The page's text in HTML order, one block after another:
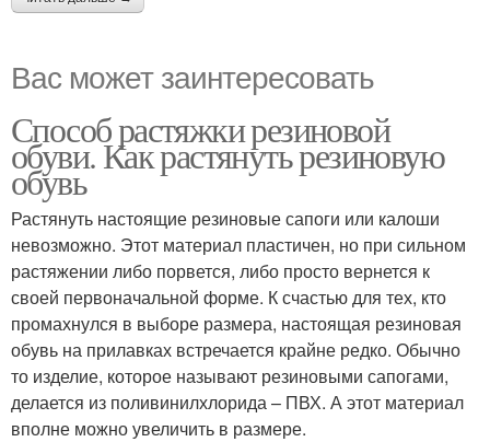
Вас может заинтересовать
Способ растяжки резиновой
обуви. Как растянуть резиновую
обувь
Растянуть настоящие резиновые сапоги или калоши
невозможно. Этот материал пластичен, но при сильном
растяжении либо порвется, либо просто вернется к
своей первоначальной форме. К счастью для тех, кто
промахнулся в выборе размера, настоящая резиновая
обувь на прилавках встречается крайне редко. Обычно
то изделие, которое называют резиновыми сапогами,
делается из поливинилхлорида – ПВХ. А этот материал
вполне можно увеличить в размере.